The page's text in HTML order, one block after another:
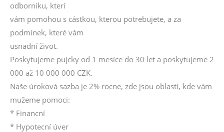
odborníku, kterí
vám pomohou s cástkou, kterou potrebujete, a za
podmínek, které vám
usnadní život.
Poskytujeme pujcky od 1 mesíce do 30 let a poskytujeme 2
000 až 10 000 000 CZK.
Naše úroková sazba je 2% rocne, zde jsou oblasti, kde vám
mužeme pomoci:
* Financní
* Hypotecní úver